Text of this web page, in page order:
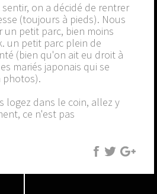
on a décidé de rentrer
(toujours à pieds). Nous
un petit parc, bien moins
un petit parc plein de
(bien qu'on ait eu droit à
mariés japonais qui se
photos).
logez dans le coin, allez y
ce n'est pas